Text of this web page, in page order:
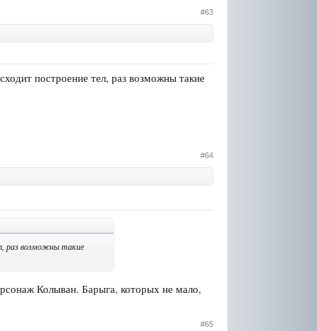
#63
построение тел, раз возможны такие
#64
раз возможны такие
Колыван. Барыга, которых не мало,
#65